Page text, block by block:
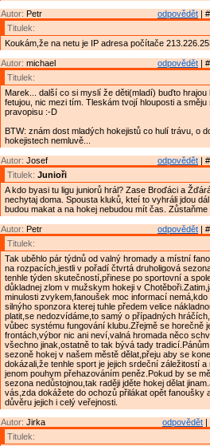
odpovědět |
Autor: Petr
Titulek:
Koukám,že na netu je IP adresa počítače
odpovědět |
Autor: michael
Titulek:
Marek... další co si myslí že děti(mladí) buďto hrajou
fetujou, nic mezi tím. Tleskám tvojí hlouposti a směju
pravopisu :-D
BTW: znám dost mladých hokejistů co hulí trávu, o
hokejistech nemluvě...
odpovědět |
Autor: Josef
Titulek: Junioři
A kdo byasi tu ligu juniorů hrál? Zase Broďáci a
nechytaj doma. Spousta kluků, kteí to vyhráli jdou
budou makat a na hokej nebudou mít čas. Zůstaňme
odpovědět |
Autor: Petr
Titulek:
Tak uběhlo pár týdnů od valný hromady a místní
na rozpacích,jestli v pořadí čtvrtá druholigová
tenhle týden skutečností,přinese po sportovní a
důkladnej zlom v mužskym hokeji v
minulosti zvykem,fanoušek moc informací
silnýho sponzora kterej tuhle předem velice
platit,se nedozvídáme,to samý o případných
vůbec systému fungování klubu.Zřejmě se horečně
frontách,výbor nic ani neví,valná hromada něco
všechno jinak,ostatně to tak bývá tady
sezoně hokej v našem městě dělat,přeju aby se
dokázali,že tenhle sport je jejich srdeční záležitostí a
jenom pouhym přehazováním peněz.Pokud by se
sezona nedůstojnou,tak raději jděte hokej dělat
vás,zda dokážete do ochozů přilákat opět fanoušky
důvěru jejich i celý veřejnosti.
odpovědět |
Autor: Jirka
Titulek: